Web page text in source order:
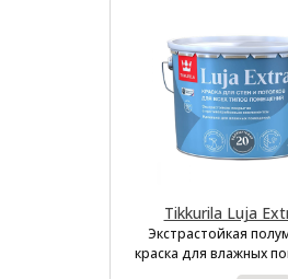
Tikkurila Luja
Экстрастойкая
краска для влажных